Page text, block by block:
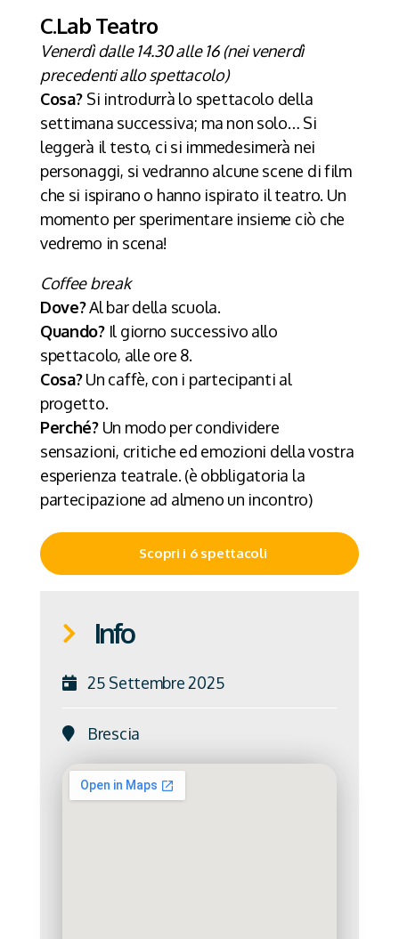
C.Lab Teatro
Venerdì dalle 14.30 alle 16 (nei venerdì
precedenti allo spettacolo)
Cosa? Si introdurrà lo spettacolo della
settimana successiva; ma non solo… Si
leggerà il testo, ci si immedesimerà nei
personaggi, si vedranno alcune scene di film
che si ispirano o hanno ispirato il teatro. Un
momento per sperimentare insieme ciò che
vedremo in scena!
Coffee break
Dove?Al bar della scuola.
Quando?Il giorno successivo allo
spettacolo, alle ore 8.
Cosa?Un caffè, con i partecipanti al
progetto.
Perché?Un modo per condividere
sensazioni, critiche ed emozioni della vostra
esperienza teatrale. (è obbligatoria la
partecipazione ad almeno un incontro)
Scopri i 6 spettacoli
Info
25 Settembre 2025
Brescia